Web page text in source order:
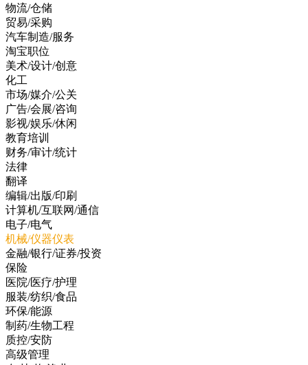
物流/仓储
贸易/采购
汽车制造/服务
淘宝职位
美术/设计/创意
化工
市场/媒介/公关
广告/会展/咨询
影视/娱乐/休闲
教育培训
财务/审计/统计
法律
翻译
编辑/出版/印刷
计算机/互联网/通信
电子/电气
机械/仪器仪表
金融/银行/证券/投资
保险
医院/医疗/护理
服装/纺织/食品
环保/能源
制药/生物工程
质控/安防
高级管理